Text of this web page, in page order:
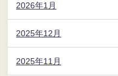
2026年1月
2025年12月
2025年11月